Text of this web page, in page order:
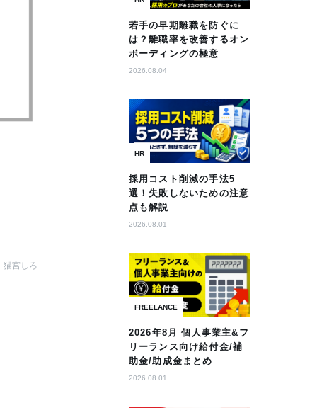
猫宮しろ
若手の早期離職を防ぐに
は？離職率を改善するオン
ボーディングの極意
2026.08.04
HR
採用コスト削減の手法5
選！失敗しないための注意
点も解説
2026.08.01
FREELANCE
2026年8月 個人事業主&フ
リーランス向け給付金/補
助金/助成金まとめ
2026.08.01